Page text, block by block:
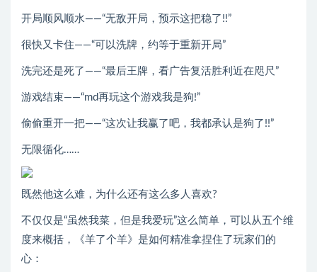
开局顺风顺水——“无敌开局，预示这把稳了!!”
很快又卡住——“可以洗牌，约等于重新开局”
洗完还是死了——“最后王牌，看广告复活胜利近在咫尺”
游戏结束——“md再玩这个游戏我是狗!”
偷偷重开一把——“这次让我赢了吧，我都承认是狗了!!”
无限循化……
既然他这么难，为什么还有这么多人喜欢?
不仅仅是“虽然我菜，但是我爱玩”这么简单，可以从五个维
度来概括，《羊了个羊》是如何精准拿捏住了玩家们的
心：